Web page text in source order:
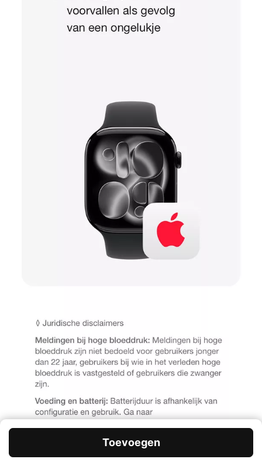
Toevoegen